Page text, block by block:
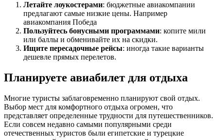
Летайте лоукостерами: бюджетные авиакомпании
предлагают самые низкие цены. Например
авиакомпания Победа
Пользуйтесь бонусными программами: копите мили
или баллы и обменивайте их на скидки.
Ищите пересадочные рейсы: иногда такие варианты
дешевле прямых перелетов.
Планируете авиабилет для отдыха
Многие туристы заблаговременно планируют свой отдых.
Выбор мест для комфортного отдыха огромен, что
представляет определенные трудности для путешественников.
Если совсем недавно самыми популярными среди
отечественных туристов были египетские и турецкие